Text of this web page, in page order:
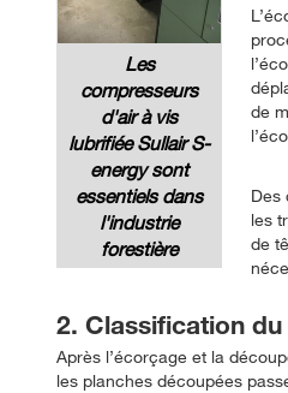
Les
compresseurs
d'air à vis
lubrifiée Sullair S-
energy sont
essentiels dans
l'industrie
forestière
de
Des
les
de
2. Classification
Après l’écorçage et la
les planches découpées